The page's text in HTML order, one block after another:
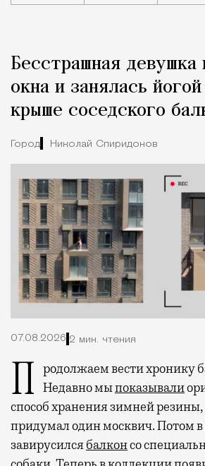
Город
Бесстрашная девушка
окна и занялась
крыше соседского
Город Николай Спиридонов
07.08.2026 2 мин. чтения
Продолжаем вести хронику балконов. Недавно мыпоказывали
способ хранения зимней
придумал один москвич. Потом в
завирусилсябалконсо